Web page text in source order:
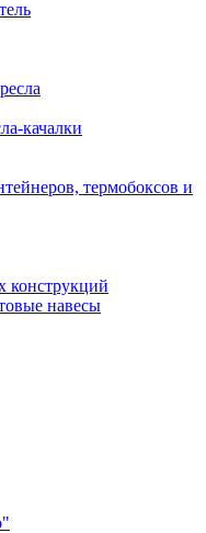
качалки
термобоксов и
конструкций
навесы